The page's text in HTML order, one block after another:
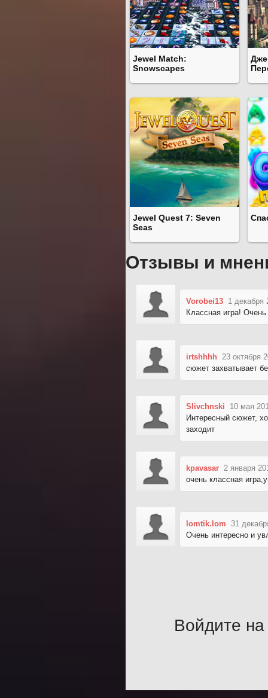
Jewel Match:
Snowscapes
Jewel Quest 7: Seven
Seas
Отзывы и
Vorobei13 1 декабря
Классная игра!
irtshhhh 23 октября
сюжет захватывает
Slivchnski
10 мая
Интересный сюжет,
заходит
kpavasar 2 января
очень классная
lomtik.lom 31
Очень интересно и
Войдите на